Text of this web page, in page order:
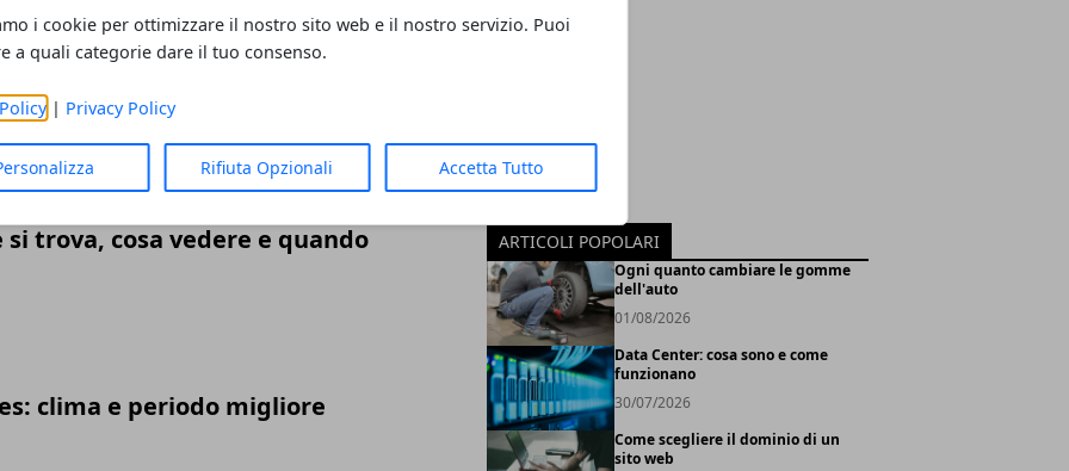
i cookie per ottimizzare il nostro sito web e il nostro servizio. Puoi
a quali categorie dare il tuo consenso.
| Privacy Policy
Rifiuta Opzionali Accetta Tutto
atolli e periodo migliore
trova, cosa vedere e quando
clima e periodo migliore
ECONOMIA
INTERNET
ECOLOGIA
ARTICOLI POPOLARI
Ogni quanto cambiare le gomme
dell'auto
01/08/2026
Data Center: cosa sono e come
funzionano
30/07/2026
Come scegliere il dominio di un
sito web